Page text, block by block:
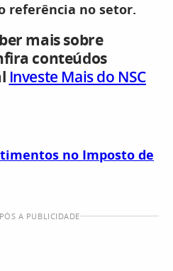
referência no setor.
mais sobre
conteúdos
Investe Mais do NSC
no Imposto de
A PUBLICIDADE